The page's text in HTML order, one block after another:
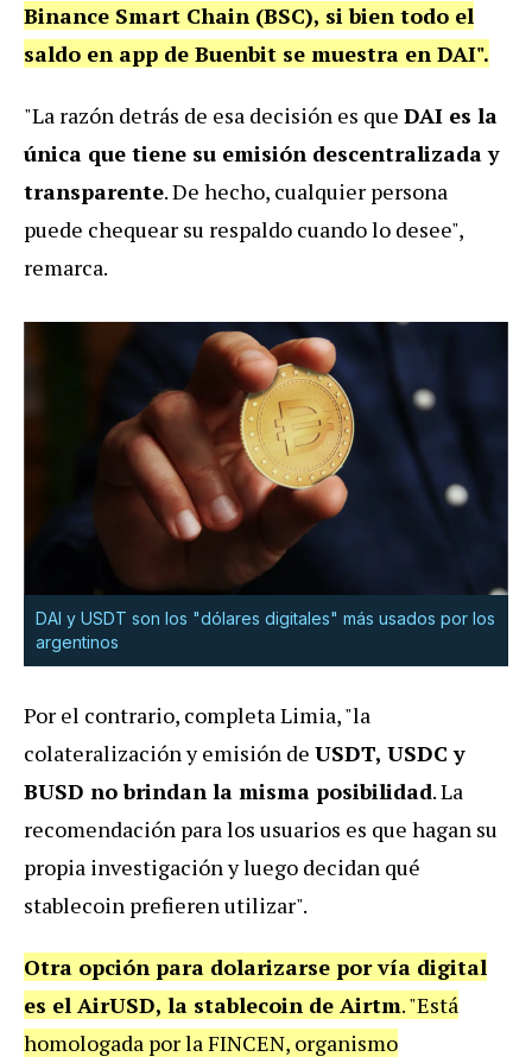
Binance Smart Chain (BSC), si bien todo el
saldo en app de Buenbit se muestra en DAI".
"La razón detrás de esa decisión es que DAI es la
única que tiene su emisión descentralizada y
transparente. De hecho, cualquier persona
puede chequear su respaldo cuando lo desee",
remarca.
DAI y USDT son los "dólares digitales" más usados por los
argentinos
Por el contrario, completa Limia, "la
colateralización y emisión de USDT, USDC y
BUSD no brindan la misma posibilidad. La
recomendación para los usuarios es que hagan su
propia investigación y luego decidan qué
stablecoin prefieren utilizar".
Otra opción para dolarizarse por vía digital
es el AirUSD, la stablecoin de Airtm. "Está
homologada por la FINCEN, organismo